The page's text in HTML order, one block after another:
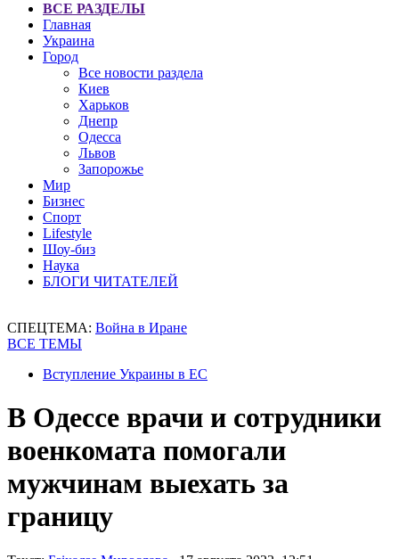
ВСЕ РАЗДЕЛЫ
Главная
Украина
Город
Все новости раздела
Киев
Харьков
Днепр
Одесса
Львов
Запорожье
Мир
Бизнес
Спорт
Lifestyle
Шоу-биз
Наука
БЛОГИ ЧИТАТЕЛЕЙ
СПЕЦТЕМА: Война в Иране
ВСЕ ТЕМЫ
Вступление Украины в ЕС
В Одессе врачи и сотрудники
военкомата помогали
мужчинам выехать за
границу